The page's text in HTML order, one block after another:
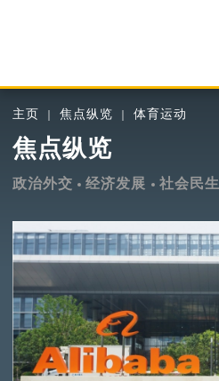
主页 焦点纵览 体育运动
焦点纵览
政治外交 经济发展 社会民生